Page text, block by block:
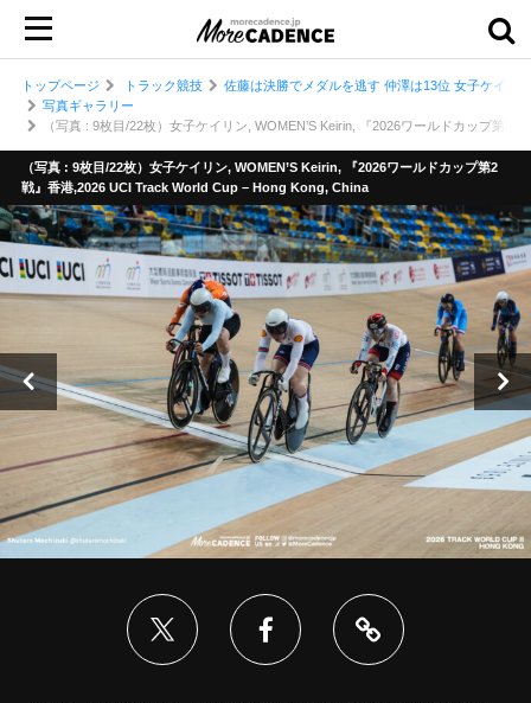
トップページ トラック競技
佐藤は決勝でメダルを逃す 仲澤は13位 女子ケイリ
写真ギャラリー
（写真 : 9枚目/22枚）女子ケイリン, WOMEN’S Keirin, 『2026ワールドカップ第2
（写真 : 9枚目/22枚）女子ケイリン, WOMEN’S Keirin, 『2026ワールドカップ第2
戦』香港,2026 UCI Track World Cup – Hong Kong, China